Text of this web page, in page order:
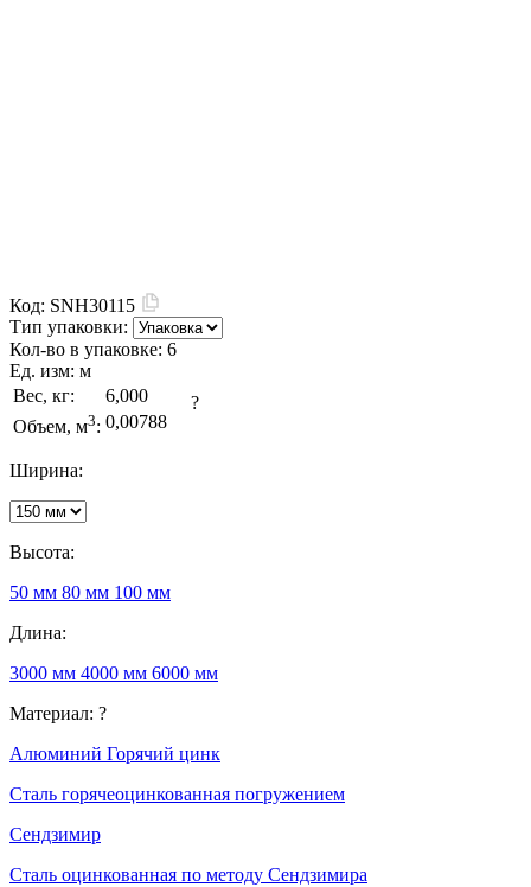
Код: SNH30115
Тип упаковки:
Кол-во в упаковке: 6
Ед. изм: м
Вес, кг:
6,000
Объем, м3: 0,00788
?
Ширина:
Высота:
50 мм 80 мм 100 мм
Длина:
3000 мм 4000 мм 6000 мм
Материал: ?
Алюминий Горячий цинк
Сталь горячеоцинкованная погружением
Сендзимир
Сталь оцинкованная по методу Сендзимира